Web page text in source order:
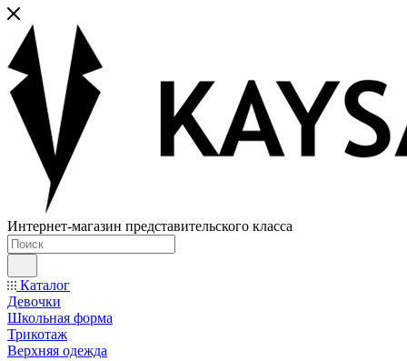
Интернет-магазин представительского класса
Каталог
Девочки
Школьная форма
Трикотаж
Верхняя одежда